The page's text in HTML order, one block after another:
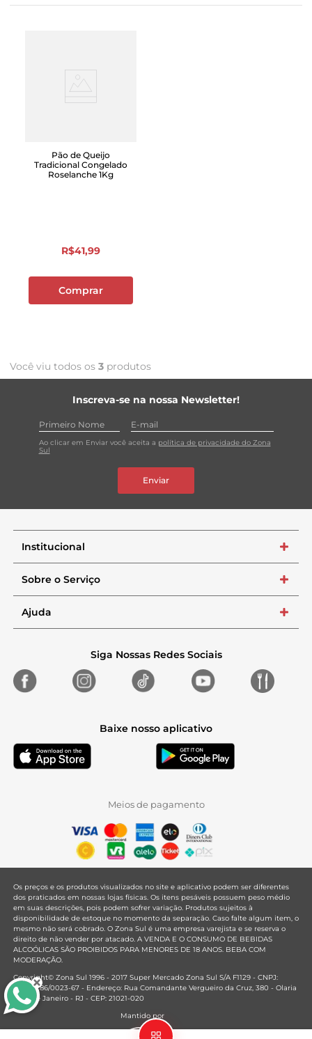
Pão de Queijo
Tradicional Congelado
Roselanche 1Kg
R$41,99
Comprar
Você viu todos os 3 produtos
Inscreva-se na nossa Newsletter!
Ao clicar em Enviar você aceita a política de privacidade do Zona
Sul
Enviar
Institucional +
Sobre o Serviço +
Ajuda +
Siga Nossas Redes Sociais
Baixe nosso aplicativo
Meios de pagamento
Os preços e os produtos visualizados no site e aplicativo podem ser diferentes
dos praticados em nossas lojas físicas. Os itens pesáveis possuem peso médio
em suas descrições, pois podem sofrer variação. Produtos sujeitos à
disponibilidade de estoque no momento da separação. Caso falte algum item, o
mesmo não será cobrado. O Zona Sul é uma empresa varejista e se reserva o
direito de não vender por atacado. A VENDA E O CONSUMO DE BEBIDAS
ALCOÓLICAS SÃO PROIBIDOS PARA MENORES DE 18 ANOS. BEBA COM
MODERAÇÃO.
Copyright© Zona Sul 1996 - 2017 Super Mercado Zona Sul S/A F1129 - CNPJ:
33.381.286/0023-67 - Endereço: Rua Comandante Vergueiro da Cruz, 380 - Olaria
- Rio de Janeiro - RJ - CEP: 21021-020
Mantido por